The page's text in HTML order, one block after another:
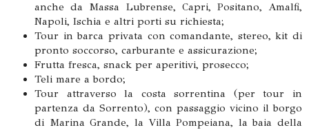
anche da Massa Lubrense, Capri, Positano, Amalfi,
Napoli, Ischia e altri porti su richiesta;
Tour in barca privata con comandante, stereo, kit di
pronto soccorso, carburante e assicurazione;
Frutta fresca, snack per aperitivi, prosecco;
Teli mare a bordo;
Tour attraverso la costa sorrentina (per tour in
partenza da Sorrento), con passaggio vicino il borgo
di Marina Grande, la Villa Pompeiana, la baia della